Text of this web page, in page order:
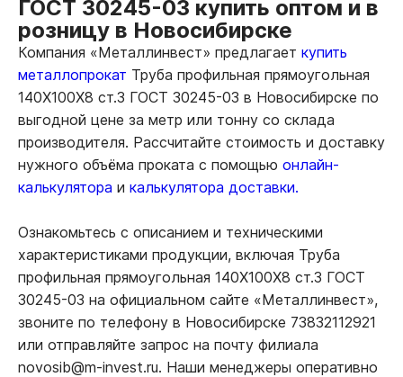
ГОСТ 30245-03 купить оптом и в
розницу в Новосибирске
Компания «Металлинвест» предлагает купить
металлопрокат Труба профильная прямоугольная
140Х100Х8 ст.3 ГОСТ 30245-03 в Новосибирске по
выгодной цене за метр или тонну со склада
производителя. Рассчитайте стоимость и доставку
нужного объёма проката с помощью онлайн-
калькулятора и калькулятора доставки.
Ознакомьтесь с описанием и техническими
характеристиками продукции, включая Труба
профильная прямоугольная 140Х100Х8 ст.3 ГОСТ
30245-03 на официальном сайте «Металлинвест»,
звоните по телефону в Новосибирске 73832112921
или отправляйте запрос на почту филиала
novosib@m-invest.ru. Наши менеджеры оперативно